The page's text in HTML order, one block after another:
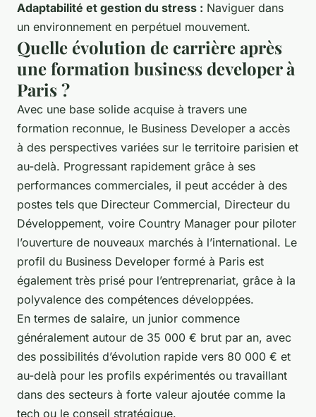
Adaptabilité et gestion du stress : Naviguer dans
un environnement en perpétuel mouvement.
Quelle évolution de carrière après
une formation business developer à
Paris ?
Avec une base solide acquise à travers une
formation reconnue, le Business Developer a accès
à des perspectives variées sur le territoire parisien et
au-delà. Progressant rapidement grâce à ses
performances commerciales, il peut accéder à des
postes tels que Directeur Commercial, Directeur du
Développement, voire Country Manager pour piloter
l’ouverture de nouveaux marchés à l’international. Le
profil du Business Developer formé à Paris est
également très prisé pour l’entreprenariat, grâce à la
polyvalence des compétences développées.
En termes de salaire, un junior commence
généralement autour de 35 000 € brut par an, avec
des possibilités d’évolution rapide vers 80 000 € et
au-delà pour les profils expérimentés ou travaillant
dans des secteurs à forte valeur ajoutée comme la
tech ou le conseil stratégique.